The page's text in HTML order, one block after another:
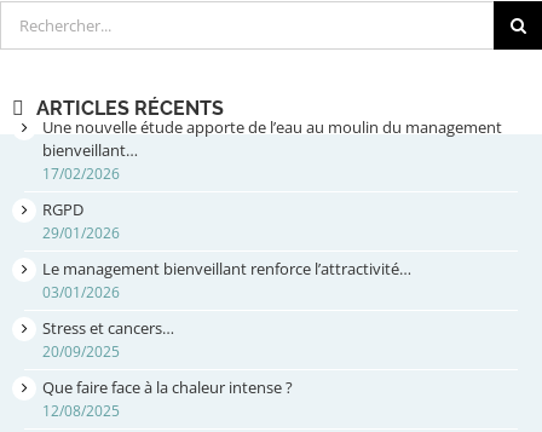
Rechercher
ARTICLES RÉCENTS
Une nouvelle étude apporte de l’eau au moulin du management
bienveillant…
17/02/2026
RGPD
29/01/2026
Le management bienveillant renforce l’attractivité…
03/01/2026
Stress et cancers…
20/09/2025
Que faire face à la chaleur intense ?
12/08/2025